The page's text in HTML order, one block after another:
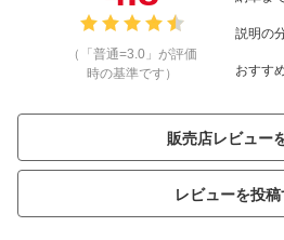
（「普通=3.0」が評価
時の基準です）
説明の
おすす
販売店レビュー
レビューを投稿